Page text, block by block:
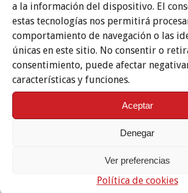
a la información del dispositivo. El
estas tecnologías nos permitirá
comportamiento de navegación o las
únicas en este sitio. No consentir o
consentimiento, puede afectar
características y funciones.
Aceptar
Denegar
Ver preferencias
Política de cookies
Certamen de Academias de Baile de Córdoba
mayo Plaza de las Tendillas | 20:30h El
festivo en Córdoba. La muestra dará comienzo